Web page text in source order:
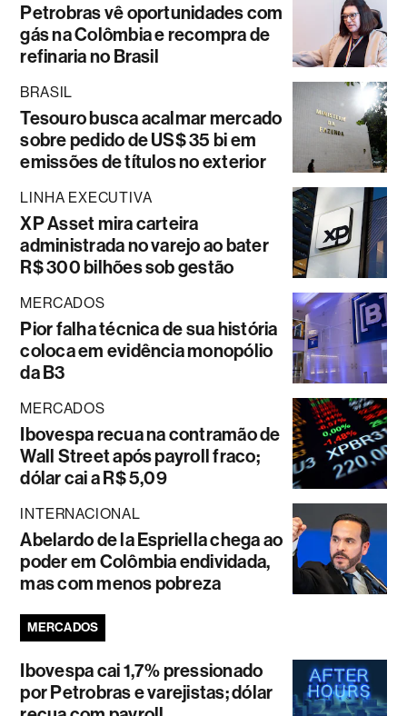
Petrobras vê oportunidades com
gás na Colômbia e recompra de
refinaria no Brasil
BRASIL
Tesouro busca acalmar mercado
sobre pedido de US$ 35 bi em
emissões de títulos no exterior
LINHA EXECUTIVA
XP Asset mira carteira
administrada no varejo ao bater
R$ 300 bilhões sob gestão
MERCADOS
Pior falha técnica de sua história
coloca em evidência monopólio
da B3
MERCADOS
Ibovespa recua na contramão de
Wall Street após payroll fraco;
dólar cai a R$ 5,09
INTERNACIONAL
Abelardo de la Espriella chega ao
poder em Colômbia endividada,
mas com menos pobreza
MERCADOS
Ibovespa cai 1,7% pressionado
por Petrobras e varejistas; dólar